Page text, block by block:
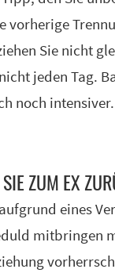
vorherige
Sie nicht
jeden Tag.
noch intensiver.
ZUM EX
eines
mitbringen